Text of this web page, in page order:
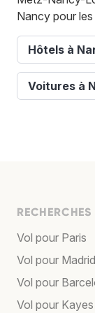
Nancy pour
Hôtels à
Voitures à
Vol pour Paris
Vol pour Madrid
Vol pour
Vol pour Kayes